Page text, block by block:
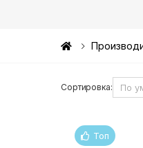
Сортировка:
Топ